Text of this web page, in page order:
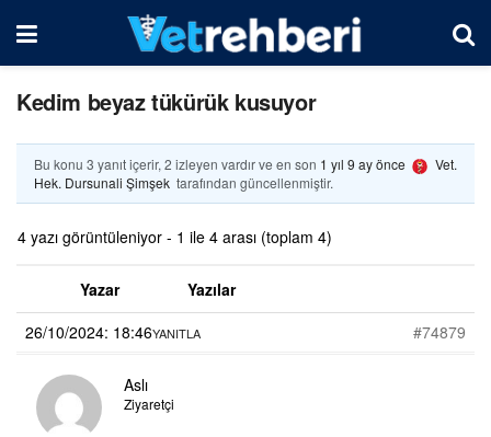
Kedim beyaz tükürük kusuyor
Bu konu 3 yanıt içerir, 2 izleyen vardır ve en son 1 yıl 9 ay önce
Vet.
Hek. Dursunali Şimşek tarafından güncellenmiştir.
4 yazı görüntüleniyor - 1 ile 4 arası (toplam 4)
Yazar
Yazılar
26/10/2024: 18:46
#74879
YANITLA
Aslı
Ziyaretçi